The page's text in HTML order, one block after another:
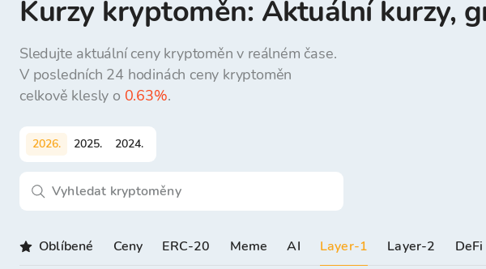
Kurzy kryptoměn: Aktuální kurzy,
Sledujte aktuální ceny kryptoměn v reálném čase.
V posledních 24 hodinách ceny kryptoměn
celkově klesly o 0.63%.
2026. 2025. 2024.
Oblíbené Ceny ERC-20 Meme AI Layer-1 Layer-2 DeFi